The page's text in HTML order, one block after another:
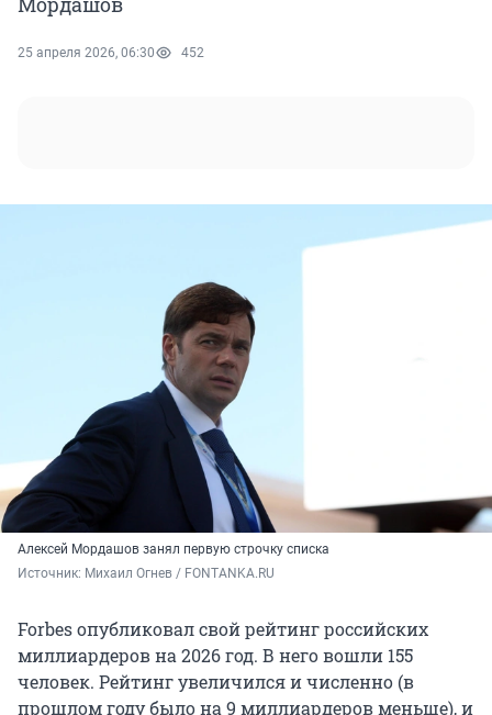
25 апреля 2026, 06:30 452
Алексей Мордашов занял первую строчку списка
Источник: Михаил Огнев / FONTANKA.RU
Forbes опубликовал свой рейтинг российских
миллиардеров на 2026 год. В него вошли 155
человек. Рейтинг увеличился и численно (в
прошлом году было на 9 миллиардеров меньше), и